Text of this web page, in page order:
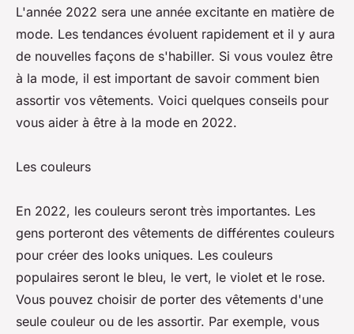
L'année 2022 sera une année excitante en matière de
mode. Les tendances évoluent rapidement et il y aura
de nouvelles façons de s'habiller. Si vous voulez être
à la mode, il est important de savoir comment bien
assortir vos vêtements. Voici quelques conseils pour
vous aider à être à la mode en 2022.
Les couleurs
En 2022, les couleurs seront très importantes. Les
gens porteront des vêtements de différentes couleurs
pour créer des looks uniques. Les couleurs
populaires seront le bleu, le vert, le violet et le rose.
Vous pouvez choisir de porter des vêtements d'une
seule couleur ou de les assortir. Par exemple, vous